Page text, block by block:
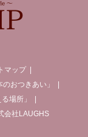
マップ
のおつきあい」
場所」
会社LAUGHS